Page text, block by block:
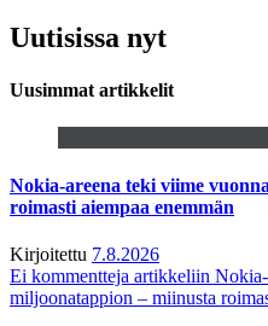
Uutisissa nyt
Uusimmat artikkelit
Nokia-areena teki viime
roimasti aiempaa enemmän
Kirjoitettu 7.8.2026
Ei kommentteja artikkeliin
miljoonatappion – miinusta